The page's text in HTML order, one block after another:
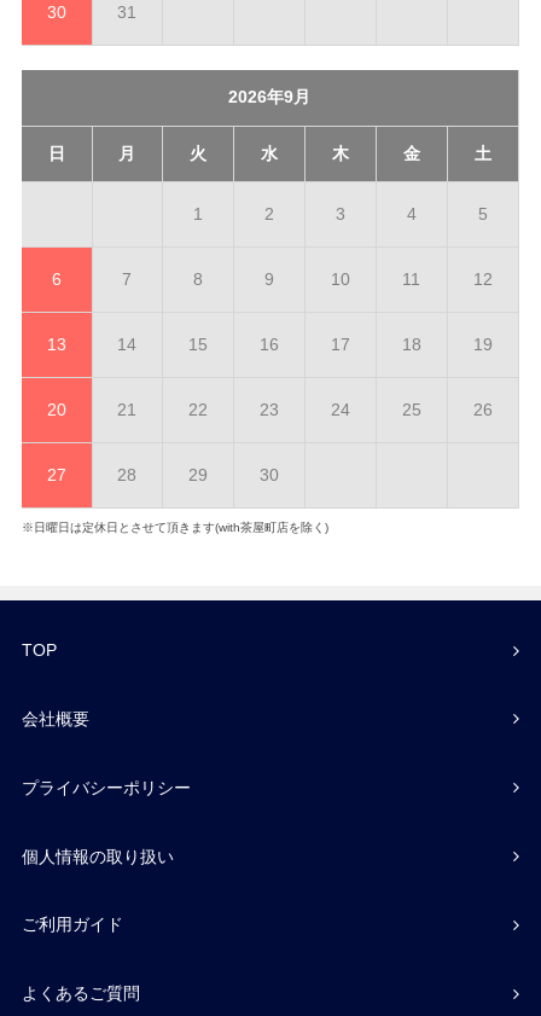
30 31
2026年9月
日 月 火 水 木 金 土
1 2 3 4 5
6 7 8 9 10 11 12
13 14 15 16 17 18 19
20 21 22 23 24 25 26
27 28 29 30
※日曜日は定休日とさせて頂きます(with茶屋町店を除く)
TOP
会社概要
プライバシーポリシー
個人情報の取り扱い
ご利用ガイド
よくあるご質問